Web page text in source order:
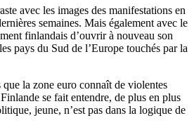
avec les images des manifestations en
semaines. Mais également avec le
finlandais d’ouvrir à nouveau son
pays du Sud de l’Europe touchés par la
la zone euro connaît de violentes
se fait entendre, de plus en plus
jeune, n’est pas dans la logique de